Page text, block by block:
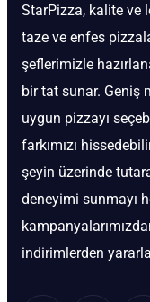
StarPizza, kalite ve
taze ve enfes
şeflerimizle
bir tat sunar. Geniş
uygun pizzayı
farkımızı
şeyin üzerinde
deneyimi sunmayı
indirimlerden